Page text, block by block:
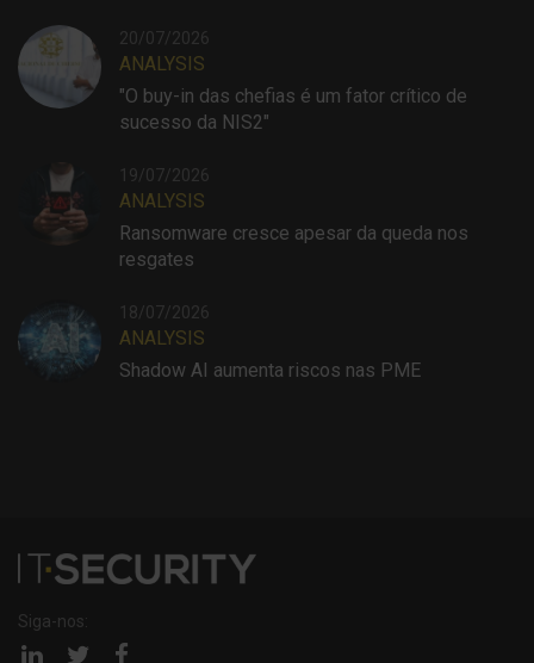
20/07/2026
ANALYSIS
"O buy-in das chefias é um fator crítico de
sucesso da NIS2"
19/07/2026
ANALYSIS
Ransomware cresce apesar da queda nos
resgates
18/07/2026
ANALYSIS
Shadow AI aumenta riscos nas PME
Siga-nos:
Página Página